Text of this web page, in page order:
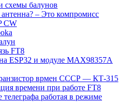
схемы балунов
– Это компромисс
CW
FT8
ESP32 и модуле MAX98357A
врмен СССР — КТ-315
времени при работе FT8
работая в режиме